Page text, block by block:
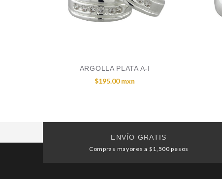
ARGOLLA PLATA A-I
$195.00 mxn
ENVÍO GRATIS
Compras mayores a $1,500 pesos